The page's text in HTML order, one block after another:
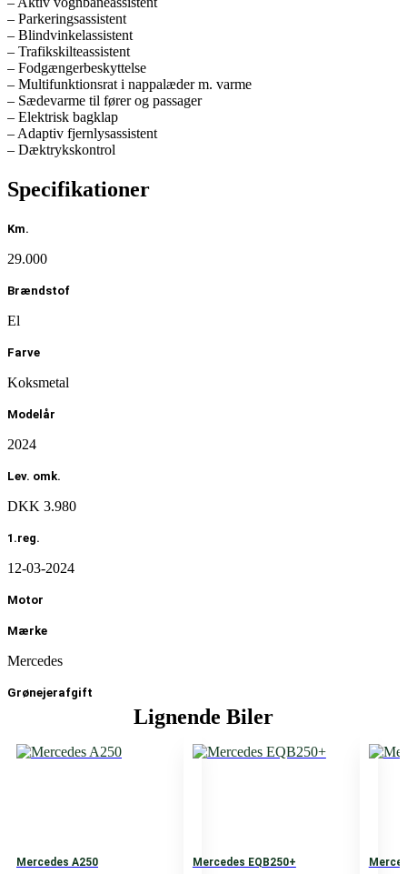
– Parkeringsassistent
– Blindvinkelassistent
– Trafikskilteassistent
– Fodgængerbeskyttelse
– Multifunktionsrat i nappalæder m. varme
– Sædevarme til fører og passager
– Elektrisk bagklap
– Adaptiv fjernlysassistent
– Dæktrykskontrol
– LED High Performance-forlygter
– Keyless-go
– Mercedes-Benz nødopkaldssystem –
– Og meget mere…!
Mulighed for tilkøb af vinterhjul på alufælge
Specifikationer
Km.
29.000
Brændstof
El
Farve
Koksmetal
Modelår
2024
Lev. omk.
DKK 3.980
1.reg.
12-03-2024
Motor
Mærke
Mercedes
Grønejerafgift
Type
Lignende Biler
Mercedes A250 Mercedes EQB250+